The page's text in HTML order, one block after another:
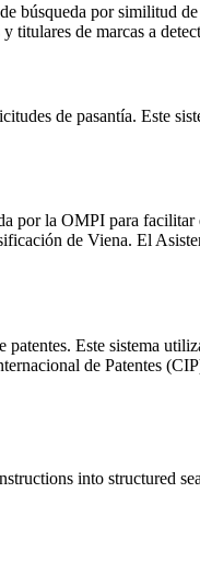
por similitud
de marcas a
de pasantía. Este
por la OMPI para
de Viena. El
Este sistema
de Patentes
into structured